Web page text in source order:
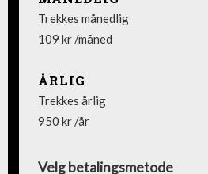
Trekkes månedlig
109 kr /måned
ÅRLIG
Trekkes årlig
950 kr /år
Velg betalingsmetode